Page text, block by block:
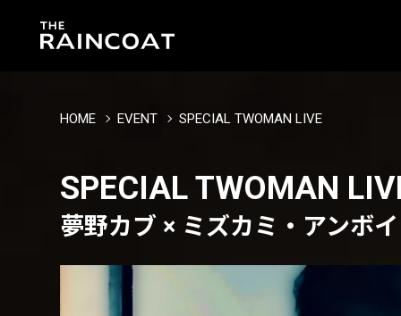
HOME EVENT SPECIAL TWOMAN LIVE
SPECIAL TWOMAN
夢野カブ × ミズカミ・アンボ